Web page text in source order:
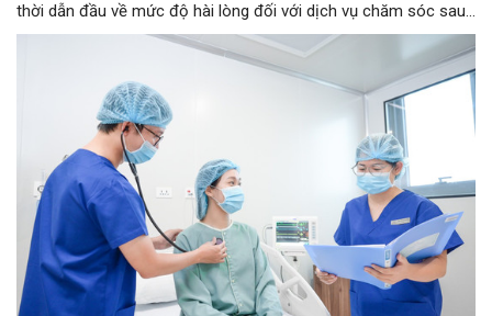
thời dẫn đầu về mức độ hài lòng đối với dịch vụ chăm sóc sau
điều trị.